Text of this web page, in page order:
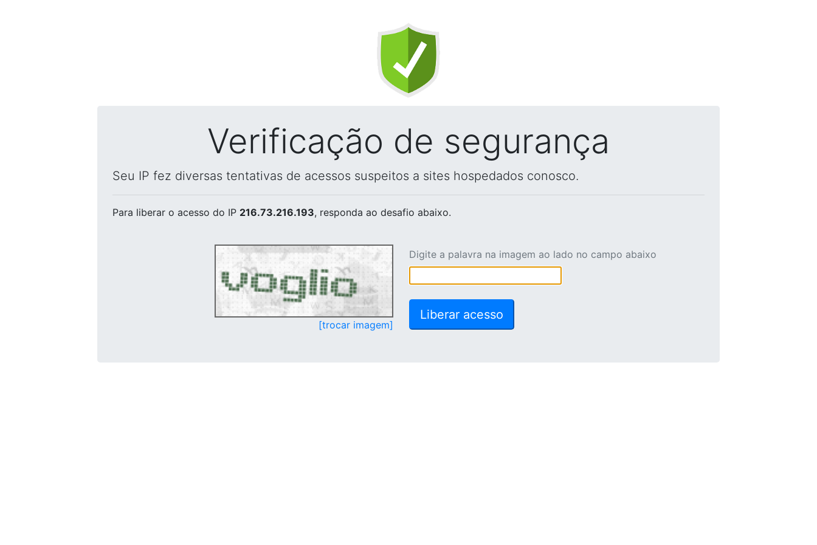
Verificação de segurança
Seu IP fez diversas tentativas de acessos suspeitos a sites hospedados conosco.
Para liberar o acesso do IP 216.73.216.193, responda ao desafio abaixo.
[trocar imagem]
Digite a palavra na imagem ao lado no campo abaixo